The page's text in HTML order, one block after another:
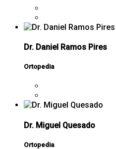
Dr. Daniel Ramos Pires
Ortopedia
Dr. Miguel Quesado
Ortopedia